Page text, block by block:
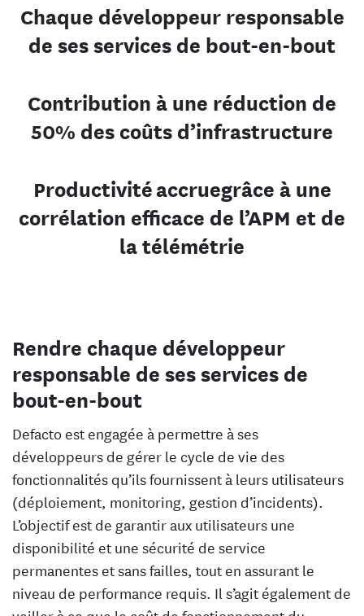
Chaque développeur responsable
de ses services de bout-en-bout
Contribution à une réduction de
50% des coûts d’infrastructure
Productivité accruegrâce à une
corrélation efficace de l’APM et de
la télémétrie
Rendre chaque développeur
responsable de ses services de
bout-en-bout
Defacto est engagée à permettre à ses
développeurs de gérer le cycle de vie des
fonctionnalités qu’ils fournissent à leurs utilisateurs
(déploiement, monitoring, gestion d’incidents).
L’objectif est de garantir aux utilisateurs une
disponibilité et une sécurité de service
permanentes et sans failles, tout en assurant le
niveau de performance requis. Il s’agit également de